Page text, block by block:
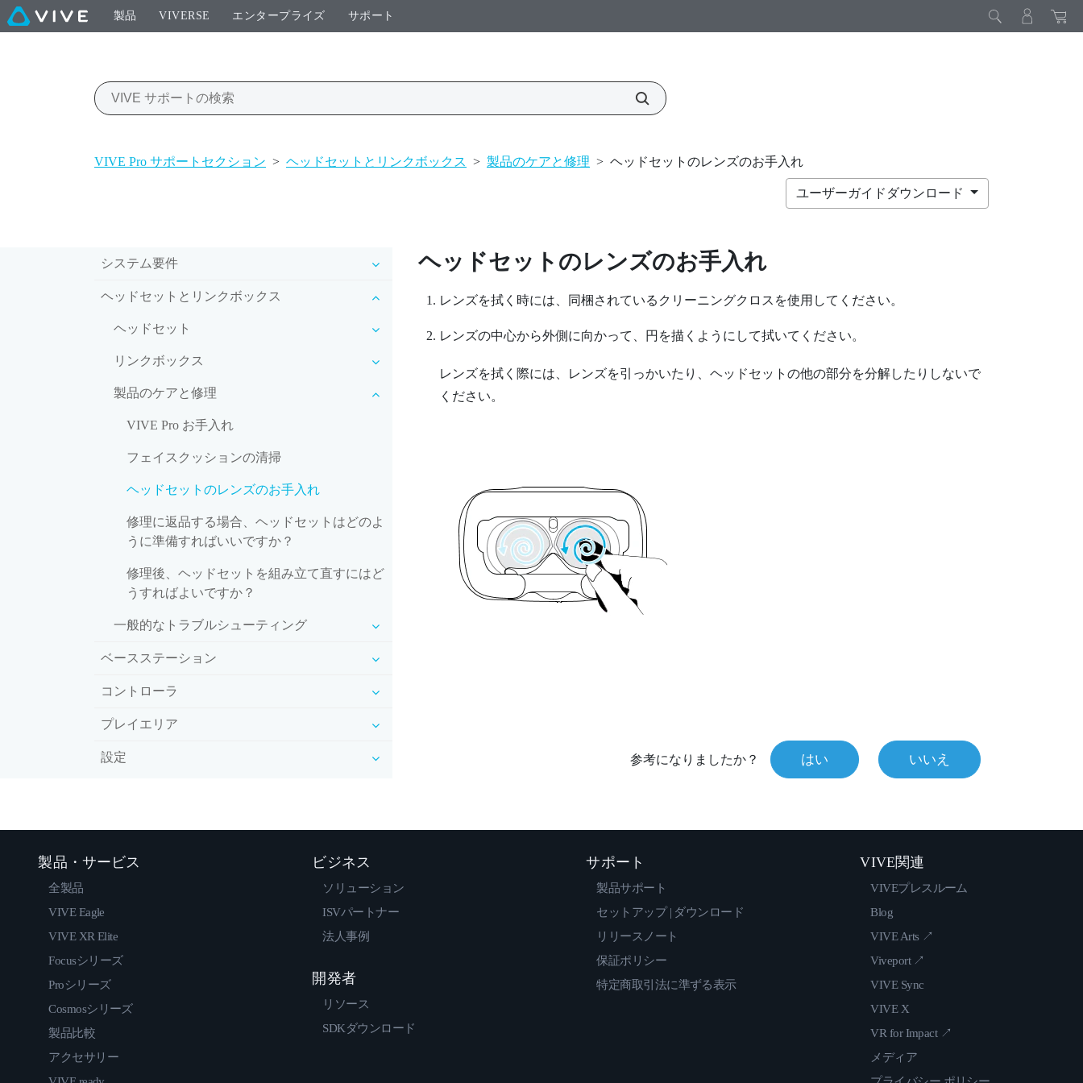
製品 VIVERSE エンタープライズ サポート
VIVE Pro サポートセクション > ヘッドセットとリンクボックス > 製品のケアと修理 > ヘッドセットのレンズのお手入れ
ユーザーガイドダウンロード
システム要件
ヘッドセットとリンクボックス
ヘッドセット
リンクボックス
製品のケアと修理
VIVE Pro お手入れ
フェイスクッションの清掃
ヘッドセットのレンズのお手入れ
修理に返品する場合、ヘッドセットはどのよ
うに準備すればいいですか？
修理後、ヘッドセットを組み立て直すにはど
うすればよいですか？
一般的なトラブルシューティング
ベースステーション
コントローラ
プレイエリア
設定
ヘッドセットのレンズのお手入れ
レンズを拭く時には、同梱されているクリーニングクロスを使用してください。
レンズの中心から外側に向かって、円を描くようにして拭いてください。
レンズを拭く際には、レンズを引っかいたり、ヘッドセットの他の部分を分解したりしないで
ください。
参考になりましたか？ はい いいえ
製品・サービス
全製品
VIVE Eagle
VIVE XR Elite
Focusシリーズ
Proシリーズ
Cosmosシリーズ
製品比較
アクセサリー
ビジネス
ソリューション
ISVパートナー
法人事例
開発者
リソース
SDKダウンロード
サポート
製品サポート
セットアップ | ダウンロード
リリースノート
保証ポリシー
特定商取引法に準ずる表示
VIVE関連
VIVEプレスルーム
Blog
VIVE Arts ↗
Viveport ↗
VIVE Sync
VIVE X
VR for Impact ↗
メディア